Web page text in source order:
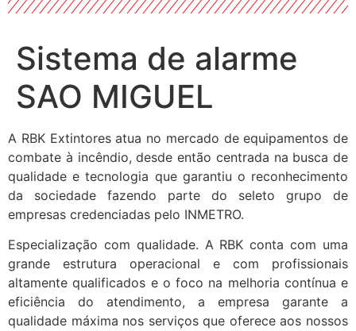
Sistema de alarme
SAO MIGUEL
A RBK Extintores atua no mercado de equipamentos de
combate à incêndio, desde então centrada na busca de
qualidade e tecnologia que garantiu o reconhecimento
da sociedade fazendo parte do seleto grupo de
empresas credenciadas pelo INMETRO.
Especialização com qualidade. A RBK conta com uma
grande estrutura operacional e com profissionais
altamente qualificados e o foco na melhoria contínua e
eficiência do atendimento, a empresa garante a
qualidade máxima nos serviços que oferece aos nossos